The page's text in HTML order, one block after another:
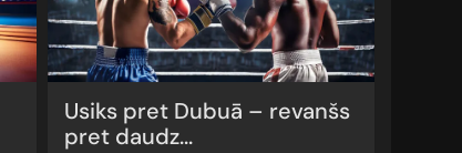
Usiks pret Dubuā – revanšs
pret daudz...